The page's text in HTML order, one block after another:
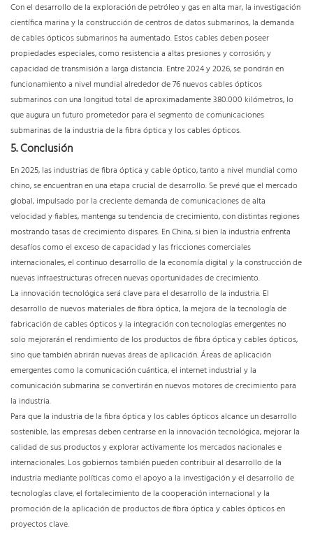
Con el desarrollo de la exploración de petróleo y gas en alta mar, la investigación
científica marina y la construcción de centros de datos submarinos, la demanda
de cables ópticos submarinos ha aumentado. Estos cables deben poseer
propiedades especiales, como resistencia a altas presiones y corrosión, y
capacidad de transmisión a larga distancia. Entre 2024 y 2026, se pondrán en
funcionamiento a nivel mundial alrededor de 76 nuevos cables ópticos
submarinos con una longitud total de aproximadamente 380.000 kilómetros, lo
que augura un futuro prometedor para el segmento de comunicaciones
submarinas de la industria de la fibra óptica y los cables ópticos.
5. Conclusión
En 2025, las industrias de fibra óptica y cable óptico, tanto a nivel mundial como
chino, se encuentran en una etapa crucial de desarrollo. Se prevé que el mercado
global, impulsado por la creciente demanda de comunicaciones de alta
velocidad y fiables, mantenga su tendencia de crecimiento, con distintas regiones
mostrando tasas de crecimiento dispares. En China, si bien la industria enfrenta
desafíos como el exceso de capacidad y las fricciones comerciales
internacionales, el continuo desarrollo de la economía digital y la construcción de
nuevas infraestructuras ofrecen nuevas oportunidades de crecimiento.
La innovación tecnológica será clave para el desarrollo de la industria. El
desarrollo de nuevos materiales de fibra óptica, la mejora de la tecnología de
fabricación de cables ópticos y la integración con tecnologías emergentes no
solo mejorarán el rendimiento de los productos de fibra óptica y cables ópticos,
sino que también abrirán nuevas áreas de aplicación. Áreas de aplicación
emergentes como la comunicación cuántica, el internet industrial y la
comunicación submarina se convertirán en nuevos motores de crecimiento para
la industria.
Para que la industria de la fibra óptica y los cables ópticos alcance un desarrollo
sostenible, las empresas deben centrarse en la innovación tecnológica, mejorar la
calidad de sus productos y explorar activamente los mercados nacionales e
internacionales. Los gobiernos también pueden contribuir al desarrollo de la
industria mediante políticas como el apoyo a la investigación y el desarrollo de
tecnologías clave, el fortalecimiento de la cooperación internacional y la
promoción de la aplicación de productos de fibra óptica y cables ópticos en
proyectos clave.